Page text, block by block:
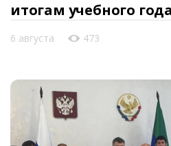
итогам учебного года
6 августа 473